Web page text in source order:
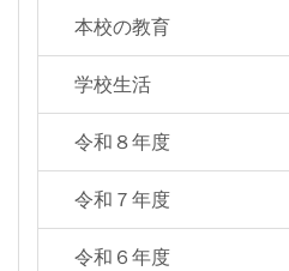
本校の教育
学校生活
令和８年度
令和７年度
令和６年度